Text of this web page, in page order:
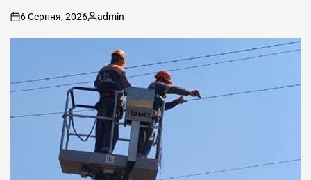
on
6 Серпня, 2026
Опубліковано
admin